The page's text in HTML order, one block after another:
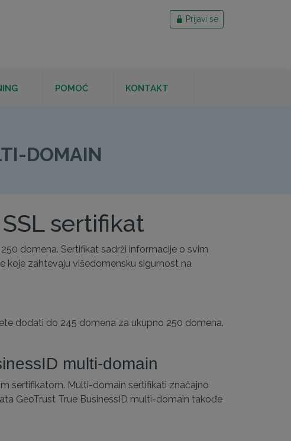
Prijavi se
POMOĆ KONTAKT
DOMAIN
sertifikat
domena. Sertifikat sadrži informacije o svim
koje zahtevaju višedomensku sigurnost na
dodati do 245 domena za ukupno 250 domena.
multi-domain
sertifikatom. Multi-domain sertifikati značajno
GeoTrust True BusinessID multi-domain takođe